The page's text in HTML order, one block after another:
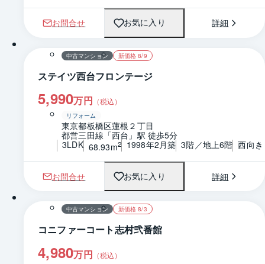
お問合せ お気に入り 詳細
1 / 0 間取り
中古マンション 新価格 8/9
ステイツ西台フロンテージ
5,990万円 （税込）
リフォーム
東京都板橋区蓮根２丁目
都営三田線「西台」駅 徒歩5分
3LDK 68.93m2 1998年2月築 3階／地上6階 西向き
お問合せ お気に入り 詳細
1 / 0 間取り
中古マンション 新価格 8/3
コニファーコート志村弐番館
4,980万円 （税込）